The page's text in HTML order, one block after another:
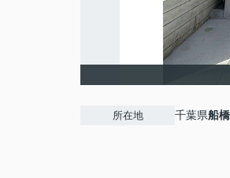
所在地 千葉県船